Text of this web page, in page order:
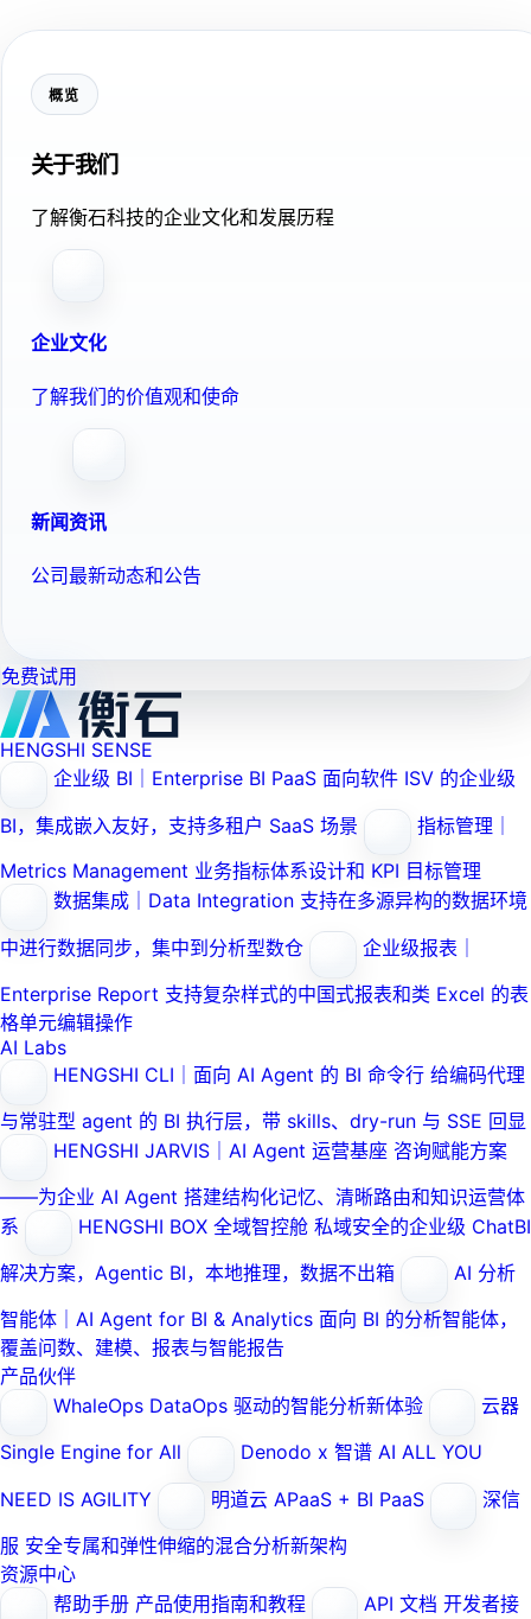
概览
关于我们
了解衡石科技的企业文化和发展历程
企业文化
了解我们的价值观和使命
新闻资讯
公司最新动态和公告
免费试用
HENGSHI SENSE
企业级 BI｜Enterprise BI PaaS 面向软件 ISV 的企业级
BI，集成嵌入友好，支持多租户 SaaS 场景
指标管理｜
Metrics Management 业务指标体系设计和 KPI 目标管理
数据集成｜Data Integration 支持在多源异构的数据环境
中进行数据同步，集中到分析型数仓
企业级报表｜
Enterprise Report 支持复杂样式的中国式报表和类 Excel 的表
格单元编辑操作
AI Labs
HENGSHI CLI｜面向 AI Agent 的 BI 命令行 给编码代理
与常驻型 agent 的 BI 执行层，带 skills、dry-run 与 SSE 回显
HENGSHI JARVIS｜AI Agent 运营基座 咨询赋能方案
——为企业 AI Agent 搭建结构化记忆、清晰路由和知识运营体
系
HENGSHI BOX 全域智控舱 私域安全的企业级 ChatBI
解决方案，Agentic BI，本地推理，数据不出箱
AI 分析
智能体｜AI Agent for BI & Analytics 面向 BI 的分析智能体，
覆盖问数、建模、报表与智能报告
产品伙伴
WhaleOps DataOps 驱动的智能分析新体验
云器
Single Engine for All
Denodo x 智谱 AI ALL YOU
NEED IS AGILITY
明道云 APaaS + BI PaaS
深信
服 安全专属和弹性伸缩的混合分析新架构
资源中心
帮助手册 产品使用指南和教程 API 文档 开发者接